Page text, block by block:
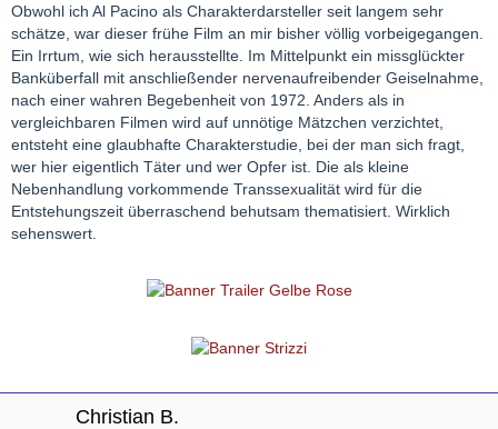
Obwohl ich Al Pacino als Charakterdarsteller seit langem sehr
schätze, war dieser frühe Film an mir bisher völlig vorbeigegangen.
Ein Irrtum, wie sich herausstellte. Im Mittelpunkt ein missglückter
Banküberfall mit anschließender nervenaufreibender Geiselnahme,
nach einer wahren Begebenheit von 1972. Anders als in
vergleichbaren Filmen wird auf unnötige Mätzchen verzichtet,
entsteht eine glaubhafte Charakterstudie, bei der man sich fragt,
wer hier eigentlich Täter und wer Opfer ist. Die als kleine
Nebenhandlung vorkommende Transsexualität wird für die
Entstehungszeit überraschend behutsam thematisiert. Wirklich
sehenswert.
Christian B.